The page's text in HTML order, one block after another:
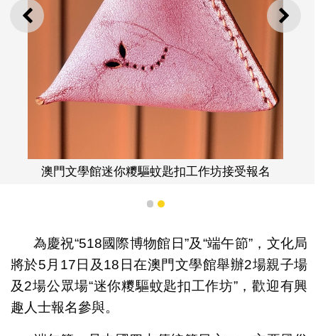
上一則 下一
澳門文學館迷你糭驅蚊匙扣工作坊接受報名
1 2
為慶祝“518國際博物館日”及“端午節”，文化局
將於5月17日及18日在澳門文學館舉辦2場親子場
及2場公眾場“迷你糭驅蚊匙扣工作坊”，歡迎有興
趣人士報名參與。